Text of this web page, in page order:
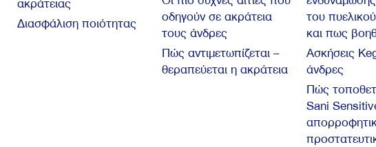
ακράτειας
Διασφάλιση ποιότητας
οδηγούν σε ακράτεια
τους άνδρες
Πώς αντιμετωπίζεται –
θεραπεύεται η ακράτεια
του
και πως
Ασκήσεις
άνδρες
Πώς
Sani